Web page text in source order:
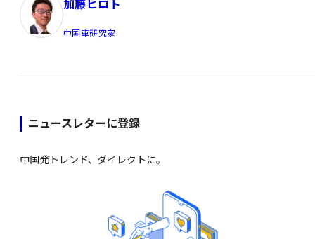
加藤ヒロト
中国車研究家
ニュースレターに登録
中国発トレンド、ダイレクトに。